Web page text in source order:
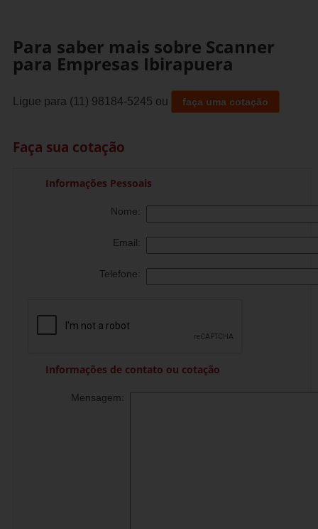
Para saber mais sobre Scanner
para Empresas Ibirapuera
Ligue para (11) 98184-5245 ou faça uma cotação
Faça sua cotação
Informações Pessoais
Nome:
Email:
Telefone:
Informações de contato ou cotação
Mensagem: